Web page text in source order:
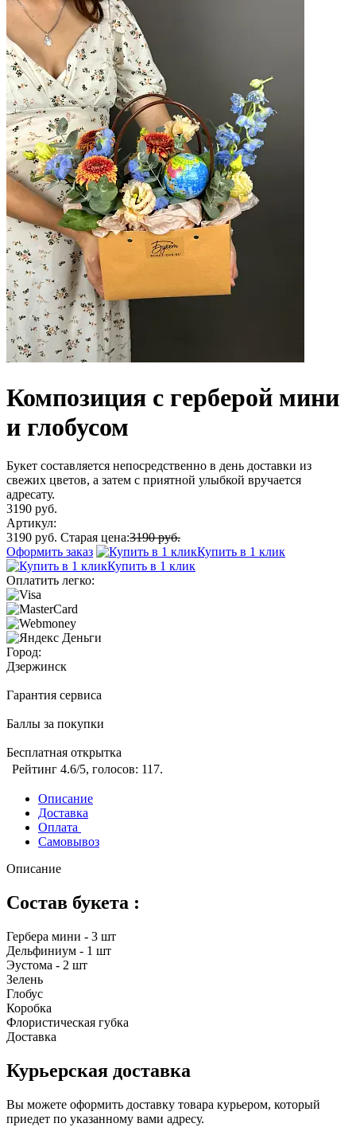
Композиция с герберой мини
и глобусом
Букет составляется непосредственно в день доставки из
свежих цветов, а затем с приятной улыбкой вручается
адресату.
3190 руб.
Артикул:
3190 руб. Старая цена:3190 руб.
Оформить заказ
Купить в 1 клик
Купить в 1 клик
Оплатить легко:
Город:
Дзержинск
Гарантия сервиса
Баллы за покупки
Бесплатная открытка
Рейтинг 4.6/5, голосов: 117.
Описание
Доставка
Оплата
Самовывоз
Описание
Состав букета :
Гербера мини - 3 шт
Дельфиниум - 1 шт
Эустома - 2 шт
Зелень
Глобус
Коробка
Флористическая губка
Доставка
Курьерская доставка
Вы можете оформить доставку товара курьером, который
приедет по указанному вами адресу.